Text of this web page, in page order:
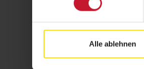
Alle ablehnen